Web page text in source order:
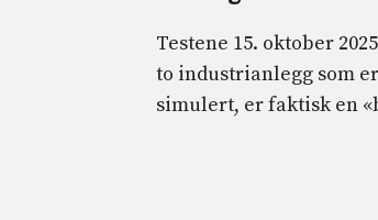
Testene 15. oktober
to industrianlegg som
simulert, er faktisk en